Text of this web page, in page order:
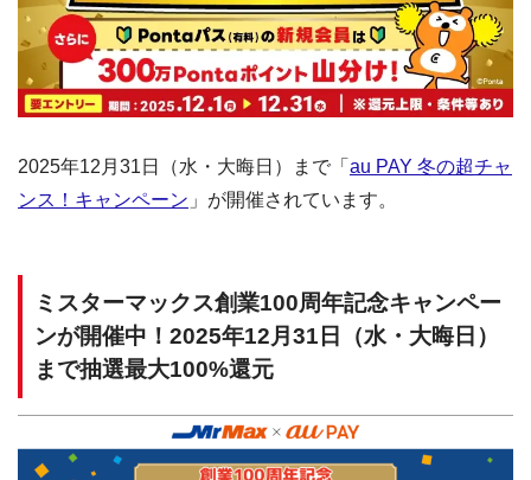
2025年12月31日（水・大晦日）まで「 au PAY 冬の超チャ
ンス！キャンペーン 」が開催されています。
ミスターマックス創業100周年記念キャンペー
ンが開催中！2025年12月31日（水・大晦日）
まで抽選最大100%還元